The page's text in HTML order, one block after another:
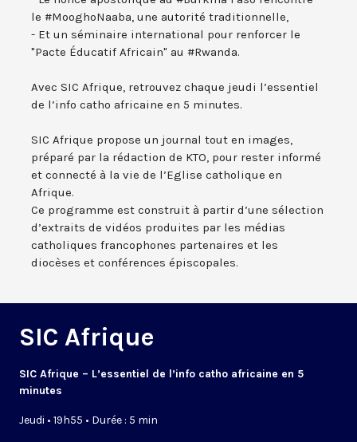
le #MooghoNaaba, une autorité traditionnelle,
- Et un séminaire international pour renforcer le
"Pacte Éducatif Africain" au #Rwanda.
Avec SIC Afrique, retrouvez chaque jeudi l’essentiel
de l’info catho africaine en 5 minutes.
SIC Afrique propose un journal tout en images,
préparé par la rédaction de KTO, pour rester informé
et connecté à la vie de l’Eglise catholique en
Afrique.
Ce programme est construit à partir d’une sélection
d’extraits de vidéos produites par les médias
catholiques francophones partenaires et les
diocèses et conférences épiscopales.
SIC Afrique
SIC Afrique – L’essentiel de l’info catho africaine en 5
minutes
Jeudi • 19h55 • Durée : 5 min